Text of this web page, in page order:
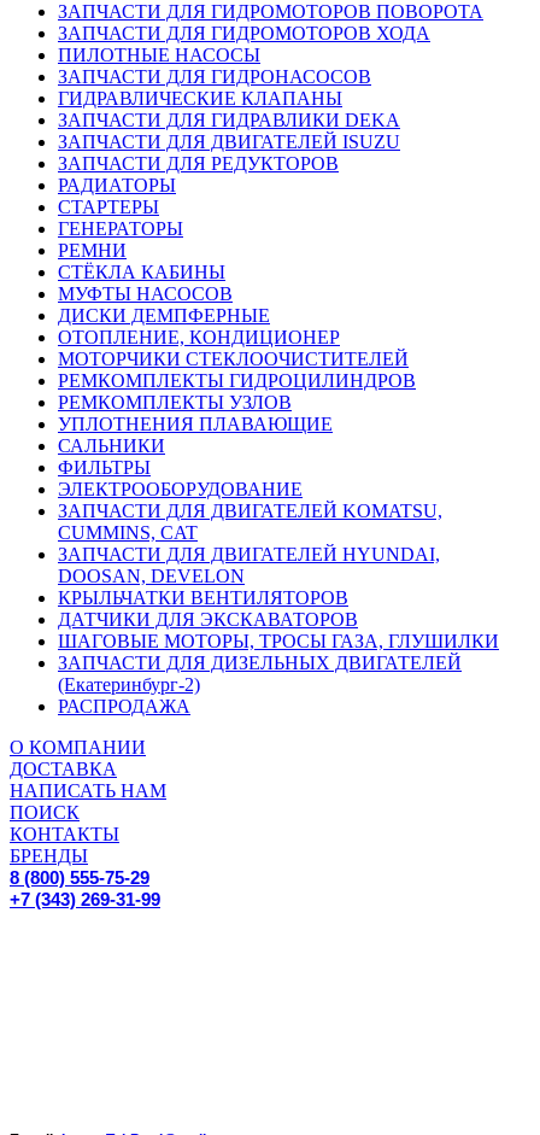
ЗАПЧАСТИ ДЛЯ ГИДРОМОТОРОВ ПОВОРОТА
ЗАПЧАСТИ ДЛЯ ГИДРОМОТОРОВ ХОДА
ПИЛОТНЫЕ НАСОСЫ
ЗАПЧАСТИ ДЛЯ ГИДРОНАСОСОВ
ГИДРАВЛИЧЕСКИЕ КЛАПАНЫ
ЗАПЧАСТИ ДЛЯ ГИДРАВЛИКИ DEKA
ЗАПЧАСТИ ДЛЯ ДВИГАТЕЛЕЙ ISUZU
ЗАПЧАСТИ ДЛЯ РЕДУКТОРОВ
РАДИАТОРЫ
СТАРТЕРЫ
ГЕНЕРАТОРЫ
РЕМНИ
СТЁКЛА КАБИНЫ
МУФТЫ НАСОСОВ
ДИСКИ ДЕМПФЕРНЫЕ
ОТОПЛЕНИЕ, КОНДИЦИОНЕР
МОТОРЧИКИ СТЕКЛООЧИСТИТЕЛЕЙ
РЕМКОМПЛЕКТЫ ГИДРОЦИЛИНДРОВ
РЕМКОМПЛЕКТЫ УЗЛОВ
УПЛОТНЕНИЯ ПЛАВАЮЩИЕ
САЛЬНИКИ
ФИЛЬТРЫ
ЭЛЕКТРООБОРУДОВАНИЕ
ЗАПЧАСТИ ДЛЯ ДВИГАТЕЛЕЙ KOMATSU,
CUMMINS, CAT
ЗАПЧАСТИ ДЛЯ ДВИГАТЕЛЕЙ HYUNDAI,
DOOSAN, DEVELON
КРЫЛЬЧАТКИ ВЕНТИЛЯТОРОВ
ДАТЧИКИ ДЛЯ ЭКСКАВАТОРОВ
ШАГОВЫЕ МОТОРЫ, ТРОСЫ ГАЗА, ГЛУШИЛКИ
ЗАПЧАСТИ ДЛЯ ДИЗЕЛЬНЫХ ДВИГАТЕЛЕЙ
(Екатеринбург-2)
РАСПРОДАЖА
О КОМПАНИИ
ДОСТАВКА
НАПИСАТЬ НАМ
ПОИСК
КОНТАКТЫ
БРЕНДЫ
8 (800) 555-75-29
+7 (343) 269-31-99